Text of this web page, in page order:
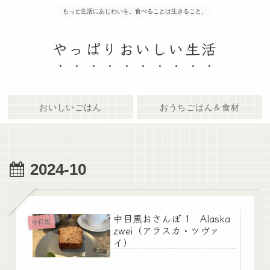
もっと生活にあじわいを。食べることは生きること。
やっぱりおいしい生活
おいしいごはん おうちごはん＆食材
2024-10
中目黒
中目黒おさんぽ 1 Alaska
zwei（アラスカ・ツヴァ
イ）